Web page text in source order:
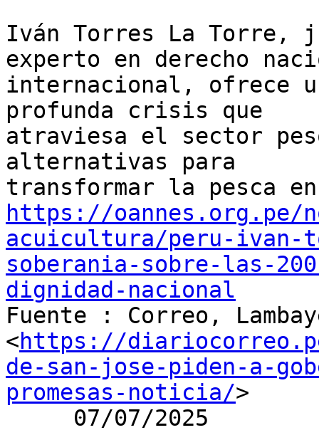
Iván Torres La Torre,
experto en derecho
internacional, ofrece
profunda crisis que
atraviesa el sector
alternativas para
https://oannes.org.pe/
acuicultura/peru-
soberania-sobre-las-
dignidad-nacional
Fuente : Correo,
<https://
de-san-jose-piden-a-
promesas-noticia/>